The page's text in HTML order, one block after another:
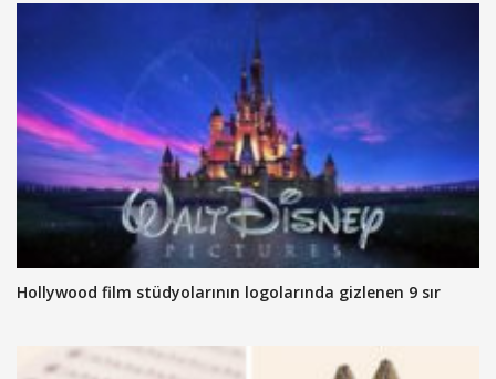
Hollywood film stüdyolarının logolarında gizlenen 9 sır